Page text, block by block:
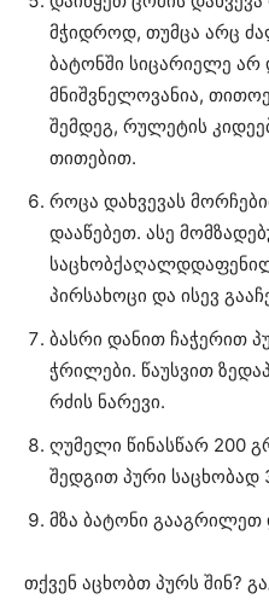
მჭიდროდ, თუმცა არც
ბატონში სიცარიელე არ
მნიშვნელოვანია,
შემდეგ, რულეტის
თითებით.
როცა დახვევას
დააწებეთ. ასე
პირსახოცი და ისევ
ბასრი დანით ჩაჭერით
ჭრილები. წაუსვით
რძის ნარევი.
ღუმელი წინასწარ 200
შედგით პური საცხობად
მზა ბატონი
თქვენ აცხობთ პურს შინ?